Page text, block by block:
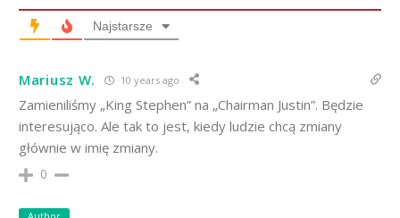
Najstarsze
Mariusz W. 10 years ago
Zamieniliśmy „King Stephen” na „Chairman Justin”. Będzie
interesująco. Ale tak to jest, kiedy ludzie chcą zmiany
głównie w imię zmiany.
0